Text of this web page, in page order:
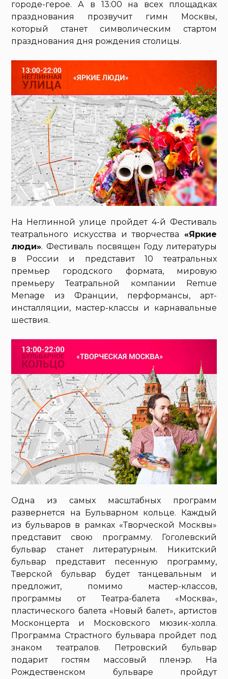
городе-герое. А в 13:00 на всех площадках
празднования прозвучит гимн Москвы,
который станет символическим стартом
празднования дня рождения столицы.
На Неглинной улице пройдет 4-й Фестиваль
театрального искусства и творчества «Яркие
люди». Фестиваль посвящен Году литературы
в России и представит 10 театральных
премьер городского формата, мировую
премьеру Театральной компании Remue
Menage из Франции, перформансы, арт-
инсталляции, мастер-классы и карнавальные
шествия.
Одна из самых масштабных программ
развернется на Бульварном кольце. Каждый
из бульваров в рамках «Творческой Москвы»
представит свою программу. Гоголевский
бульвар станет литературным. Никитский
бульвар представит песенную программу,
Тверской бульвар будет танцевальным и
предложит, помимо мастер-классов,
программы от Театра-балета «Москва»,
пластического балета «Новый балет», артистов
Москонцерта и Московского мюзик-холла.
Программа Страстного бульвара пройдет под
знаком театралов. Петровский бульвар
подарит гостям массовый пленэр. На
Рождественском бульваре пройдут